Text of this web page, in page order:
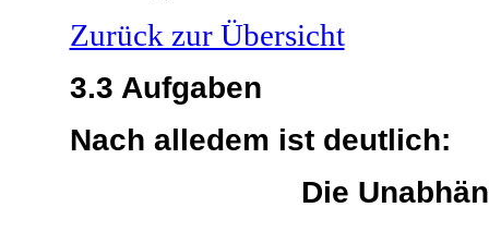
Zurück zur Übersicht
3.3 Aufgaben
Nach alledem ist deutlich:
Die